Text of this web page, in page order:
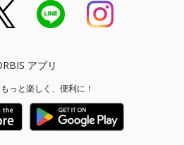
アプリ
っと楽しく、便利に！